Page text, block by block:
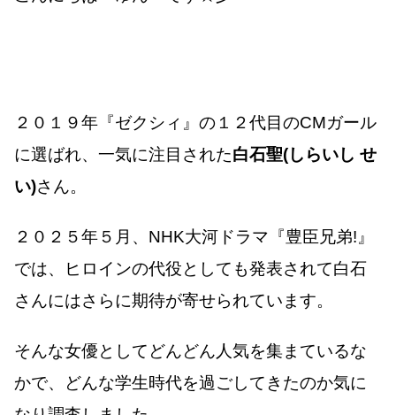
２０１９年『ゼクシィ』の１２代目のCMガール
に選ばれ、一気に注目された白石聖(しらいし せ
い)さん。
２０２５年５月、NHK大河ドラマ『豊臣兄弟!』
では、ヒロインの代役としても発表されて白石
さんにはさらに期待が寄せられています。
そんな女優としてどんどん人気を集まているな
かで、どんな学生時代を過ごしてきたのか気に